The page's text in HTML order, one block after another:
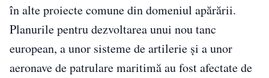
în alte proiecte comune din domeniul apărării.
Planurile pentru dezvoltarea unui nou tanc
european, a unor sisteme de artilerie și a unor
aeronave de patrulare maritimă au fost afectate de